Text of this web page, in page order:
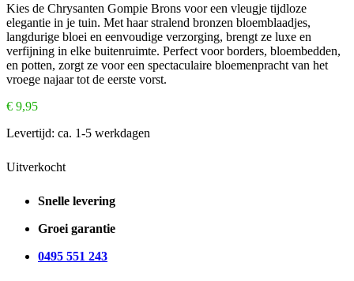
Kies de Chrysanten Gompie Brons voor een vleugje tijdloze
elegantie in je tuin. Met haar stralend bronzen bloemblaadjes,
langdurige bloei en eenvoudige verzorging, brengt ze luxe en
verfijning in elke buitenruimte. Perfect voor borders, bloembedden,
en potten, zorgt ze voor een spectaculaire bloemenpracht van het
vroege najaar tot de eerste vorst.
€ 9,95
Levertijd: ca. 1-5 werkdagen
Uitverkocht
Snelle levering
Groei garantie
0495 551 243